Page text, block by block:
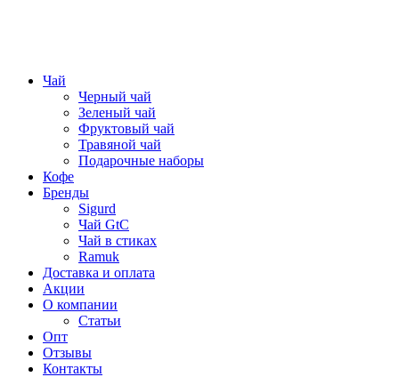
Чай
Черный чай
Зеленый чай
Фруктовый чай
Травяной чай
Подарочные наборы
Кофе
Бренды
Sigurd
Чай GtC
Чай в стиках
Ramuk
Доставка и оплата
Акции
О компании
Статьи
Опт
Отзывы
Контакты